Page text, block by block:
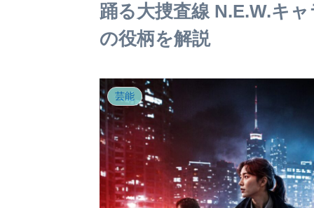
踊る大捜査線 N.E.W.キ
の役柄を解説
芸能